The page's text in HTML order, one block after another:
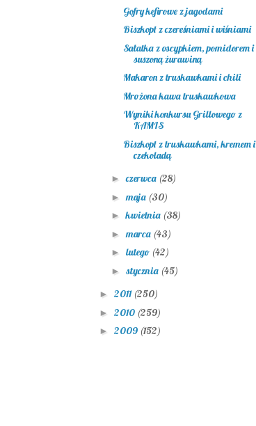
Gofry kefirowe z jagodami
Biszkopt z czereśniami i wiśniami
Sałatka z oscypkiem, pomidorem i
suszoną żurawiną
Makaron z truskawkami i chili
Mrożona kawa truskawkowa
Wyniki konkursu Grillowego z
KAMIS
Biszkopt z truskawkami, kremem i
czekoladą
►czerwca (28)
► maja (30)
►kwietnia (38)
► marca (43)
► lutego (42)
► stycznia (45)
► 2011 (250)
► 2010 (259)
► 2009 (152)